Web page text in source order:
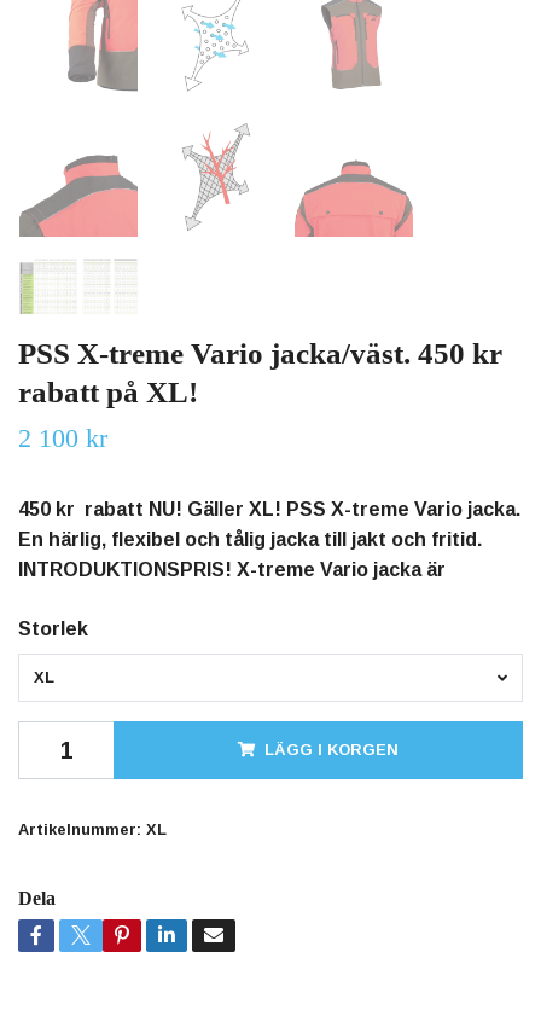
PSS X-treme Vario jacka/väst. 450 kr
rabatt på XL!
2 100 kr
450 kr rabatt NU! Gäller XL! PSS X-treme Vario jacka.
En härlig, flexibel och tålig jacka till jakt och fritid.
INTRODUKTIONSPRIS! X-treme Vario jacka är
Storlek
XL
LÄGG I KORGEN
Artikelnummer: XL
Dela